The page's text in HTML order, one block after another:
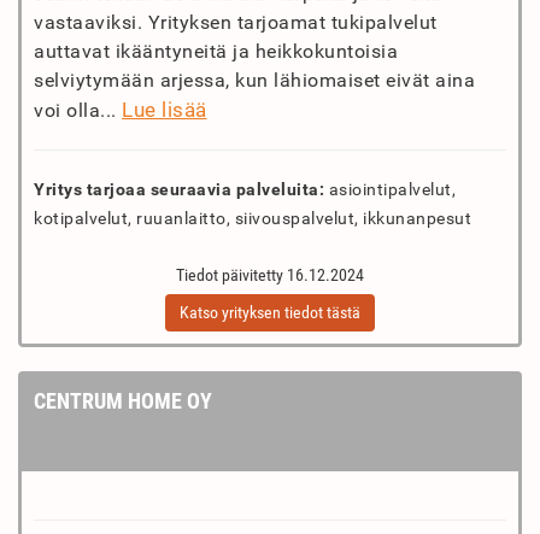
vastaaviksi. Yrityksen tarjoamat tukipalvelut
auttavat ikääntyneitä ja heikkokuntoisia
selviytymään arjessa, kun lähiomaiset eivät aina
voi olla... Lue lisää
Yritys tarjoaa seuraavia palveluita: asiointipalvelut,
kotipalvelut, ruuanlaitto, siivouspalvelut, ikkunanpesut
Tiedot päivitetty 16.12.2024
Katso yrityksen tiedot tästä
CENTRUM HOME OY